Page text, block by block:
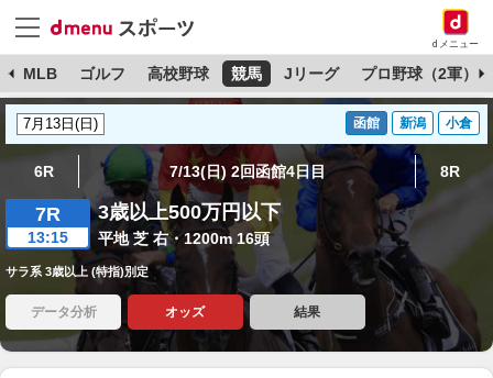
dメニュー
MLB ゴルフ 高校野球 競馬 Jリーグ プロ野球（2軍）
函館 新潟 小倉
6R 7/13(日) 2回函館4日目 8R
7R
13:15
3歳以上500万円以下
平地 芝 右・1200m 16頭
サラ系 3歳以上 (特指)別定
データ分析 オッズ 結果